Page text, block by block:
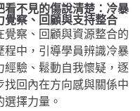
看不見的傷說清楚：冷暴
覺察、回顧與支持整合
覺察、回顧與資源整合的
程中，引導學員辨識冷暴
經驗、鬆動自我懷疑，逐
找回內在方向感與關係中
選擇力量。